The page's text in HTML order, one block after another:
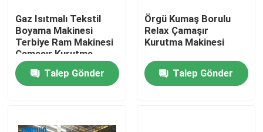
Gaz Isıtmalı Tekstil
Boyama Makinesi
Terbiye Ram Makinesi
Çamaşır Kurutma
Ekipmanları
Talep Gönder
Örgü Kumaş Borulu
Relax Çamaşır
Kurutma Makinesi
Talep Gönder